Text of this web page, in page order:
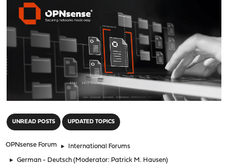
UNREAD POSTS UPDATED TOPICS
OPNsense Forum ► International Forums
► German - Deutsch (Moderator: Patrick M. Hausen)